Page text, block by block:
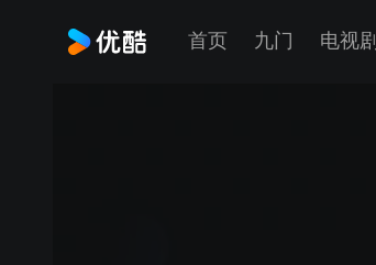
首页 九门 电视剧